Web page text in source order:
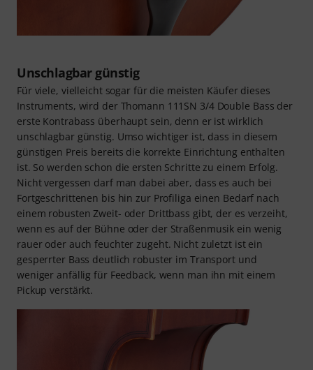
Unschlagbar günstig
Für viele, vielleicht sogar für die meisten Käufer dieses
Instruments, wird der Thomann 111SN 3/4 Double Bass der
erste Kontrabass überhaupt sein, denn er ist wirklich
unschlagbar günstig. Umso wichtiger ist, dass in diesem
günstigen Preis bereits die korrekte Einrichtung enthalten
ist. So werden schon die ersten Schritte zu einem Erfolg.
Nicht vergessen darf man dabei aber, dass es auch bei
Fortgeschrittenen bis hin zur Profiliga einen Bedarf nach
einem robusten Zweit- oder Drittbass gibt, der es verzeiht,
wenn es auf der Bühne oder der Straßenmusik ein wenig
rauer oder auch feuchter zugeht. Nicht zuletzt ist ein
gesperrter Bass deutlich robuster im Transport und
weniger anfällig für Feedback, wenn man ihn mit einem
Pickup verstärkt.